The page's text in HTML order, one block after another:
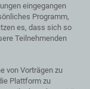
eingegangen
Programm,
es, dass sich so
Teilnehmenden
von Vorträgen zu
Plattform zu